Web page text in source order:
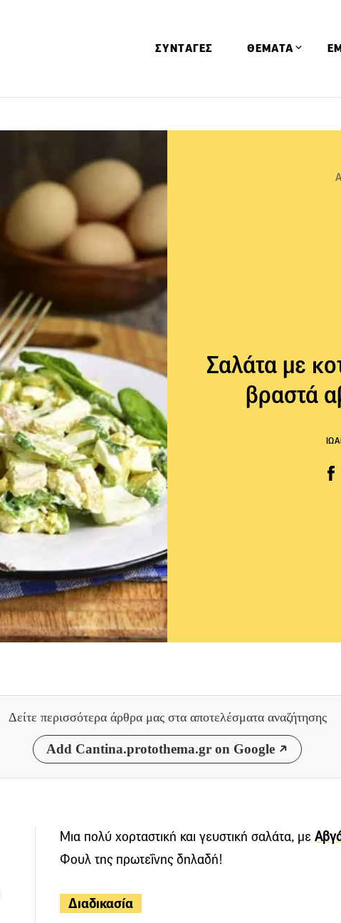
ΣΥΝΤΑΓΕΣ ΘΕΜΑΤΑ
Σαλάτα με
βραστά
Δείτε περισσότερα άρθρα μας στα αποτελέσματα αναζήτησης
Add Cantina.protothema.gr on Google
Μια πολύ χορταστική και γευστική σαλάτα, με
Φουλ της πρωτεΐνης δηλαδή!
Διαδικασία